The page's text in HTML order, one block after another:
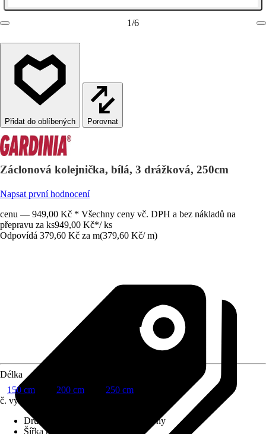
1/6
Porovnat
Záclonová kolejnička, bílá, 3 drážková, 250cm
Napsat první hodnocení
cenu — 949,00 Kč * Všechny ceny vč. DPH a bez nákladů na
přepravu za ks949,00 Kč*/ ks
Odpovídá 379,60 Kč za m(379,60 Kč/ m)
Délka
150 cm
200 cm
250 cm
č. výrobku
Druh výrobku
Kolejnička na záclony
Šířka pojezdové drážky